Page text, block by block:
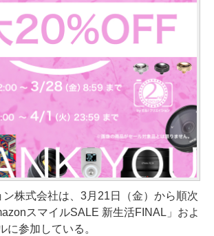
ン株式会社は、3月21日（金）から順次
スマイルSALE 新生活FINAL」およ
に参加している。